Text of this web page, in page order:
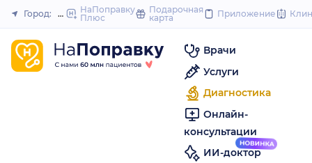
to
Закрыть
Город: ПермьНаПоправку
Плюс
Подарочная
карта
Приложение
Врачи
Услуги
Диагностика
Онлайн-
консультации
ИИ-доктор